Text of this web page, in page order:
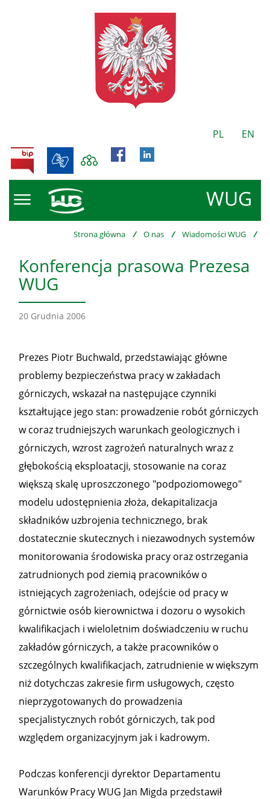
PL EN
WUG
BIP
Strona główna / O nas / Wiadomości WUG /
Konferencja prasowa Prezesa
WUG
20 Grudnia 2006
Prezes Piotr Buchwald, przedstawiając główne
problemy bezpieczeństwa pracy w zakładach
górniczych, wskazał na następujące czynniki
kształtujące jego stan: prowadzenie robót górniczych
w coraz trudniejszych warunkach geologicznych i
górniczych, wzrost zagrożeń naturalnych wraz z
głębokością eksploatacji, stosowanie na coraz
większą skalę uproszczonego "podpoziomowego"
modelu udostępnienia złoża, dekapitalizacja
składników uzbrojenia technicznego, brak
dostatecznie skutecznych i niezawodnych systemów
monitorowania środowiska pracy oraz ostrzegania
zatrudnionych pod ziemią pracowników o
istniejących zagrożeniach, odejście od pracy w
górnictwie osób kierownictwa i dozoru o wysokich
kwalifikacjach i wieloletnim doświadczeniu w ruchu
zakładów górniczych, a także pracowników o
szczególnych kwalifikacjach, zatrudnienie w większym
niż dotychczas zakresie firm usługowych, często
nieprzygotowanych do prowadzenia
specjalistycznych robót górniczych, tak pod
względem organizacyjnym jak i kadrowym.
Podczas konferencji dyrektor Departamentu
Warunków Pracy WUG Jan Migda przedstawił